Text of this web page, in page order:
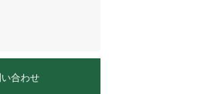
合わせ